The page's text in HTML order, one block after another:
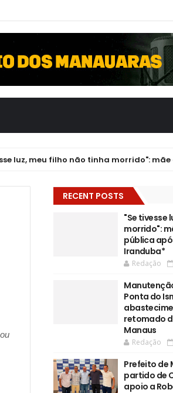
meu filho não tinha morrido": mãe
RECENT POSTS
"Se tivesse
morrido":
pública
Iranduba*
Redação
Ponta do
retomado
Manaus
Redação
Prefeito de
partido de
apoio a